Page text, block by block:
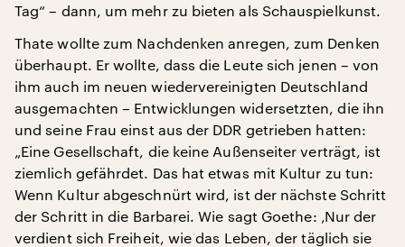
Tag“ – dann, um mehr zu bieten als Schauspielkunst.
Thate wollte zum Nachdenken anregen, zum Denken
überhaupt. Er wollte, dass die Leute sich jenen – von
ihm auch im neuen wiedervereinigten Deutschland
ausgemachten – Entwicklungen widersetzten, die ihn
und seine Frau einst aus der DDR getrieben hatten:
„Eine Gesellschaft, die keine Außenseiter verträgt, ist
ziemlich gefährdet. Das hat etwas mit Kultur zu tun:
Wenn Kultur abgeschnürt wird, ist der nächste Schritt
der Schritt in die Barbarei. Wie sagt Goethe: ‚Nur der
verdient sich Freiheit, wie das Leben, der täglich sie